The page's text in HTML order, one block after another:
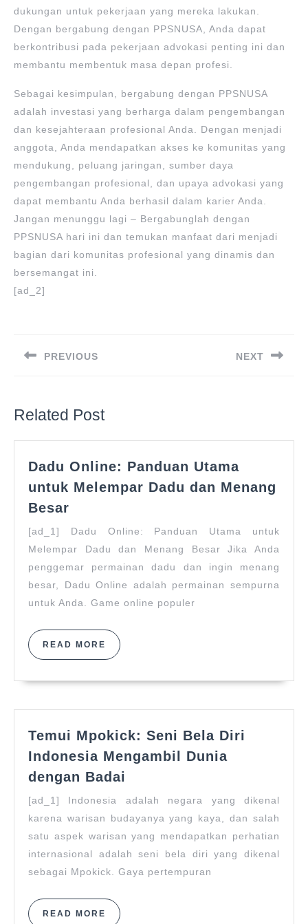
dukungan untuk pekerjaan yang mereka lakukan.
Dengan bergabung dengan PPSNUSA, Anda dapat
berkontribusi pada pekerjaan advokasi penting ini dan
membantu membentuk masa depan profesi.
Sebagai kesimpulan, bergabung dengan PPSNUSA
adalah investasi yang berharga dalam pengembangan
dan kesejahteraan profesional Anda. Dengan menjadi
anggota, Anda mendapatkan akses ke komunitas yang
mendukung, peluang jaringan, sumber daya
pengembangan profesional, dan upaya advokasi yang
dapat membantu Anda berhasil dalam karier Anda.
Jangan menunggu lagi – Bergabunglah dengan
PPSNUSA hari ini dan temukan manfaat dari menjadi
bagian dari komunitas profesional yang dinamis dan
bersemangat ini.
[ad_2]
PREVIOUS NEXT
Related Post
Dadu Online: Panduan Utama
untuk Melempar Dadu dan Menang
Besar
Panduan
Utama
untuk
Melempar
Dadu
Menang
Besar
[ad_1] Dadu Online: Panduan Utama untuk
Melempar Dadu dan Menang Besar Jika Anda
penggemar permainan dadu dan ingin menang
besar, Dadu Online adalah permainan sempurna
untuk Anda. Game online populer
READ MORE READ
MORE
Temui Mpokick: Seni Bela Diri
Indonesia Mengambil Dunia
dengan Badai
Seni
Bela
Diri
Indonesia
Mengambil
[ad_1] Indonesia adalah negara yang dikenal
karena warisan budayanya yang kaya, dan salah
satu aspek warisan yang mendapatkan perhatian
internasional adalah seni bela diri yang dikenal
sebagai Mpokick. Gaya pertempuran
READ MORE READ